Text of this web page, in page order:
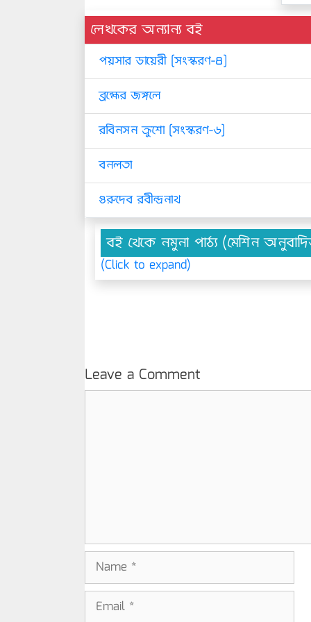
লেখকের অন্যান্য বই
পয়সার ডায়েরী [সংস্করণ-৪]
ব্রহ্মের জঙ্গলে
রবিনসন ক্রুশো [সংস্করণ-৬]
বনলতা
গুরুদেব রবীন্দ্রনাথ
বই থেকে নমুনা পাঠ্য (মেশিন
(Click to expand)
Leave a Comment
Name
Email